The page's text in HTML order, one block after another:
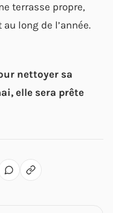
terrasse propre,
long de l’année.
nettoyer sa
elle sera prête